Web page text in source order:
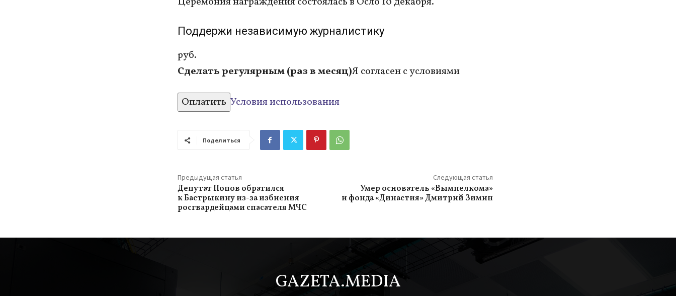
Поддержи независимую журналистику
руб.
Сделать регулярным (раз в месяц)Я согласен с условиями
Оплатить Условия использования
Поделиться
Предыдущая статья
Депутат Попов обратился
к Бастрыкину из-за избиения
росгвардейцами спасателя МЧС
Следующая статья
Умер основатель «Вымпелкома»
и фонда «Династия» Дмитрий Зимин
GAZETA.MEDIA